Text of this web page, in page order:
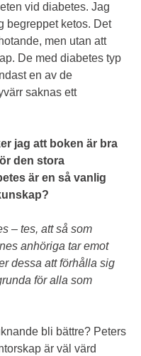
vid diabetes. Jag
begreppet ketos. Det
men utan att
De med diabetes typ
en av de
saknas ett
jag att boken är bra
den stora
är en så vanlig
– tes, att så som
anhöriga tar emot
dessa att förhålla sig
för alla som
bli bättre? Peters
är väl värd